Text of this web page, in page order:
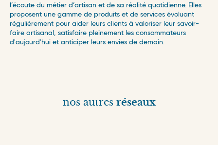
l’écoute du métier d’artisan et de sa réalité quotidienne. Elles
proposent une gamme de produits et de services évoluant
régulièrement pour aider leurs clients à valoriser leur savoir-
faire artisanal, satisfaire pleinement les consommateurs
d'aujourd'hui et anticiper leurs envies de demain.
nos autres réseaux